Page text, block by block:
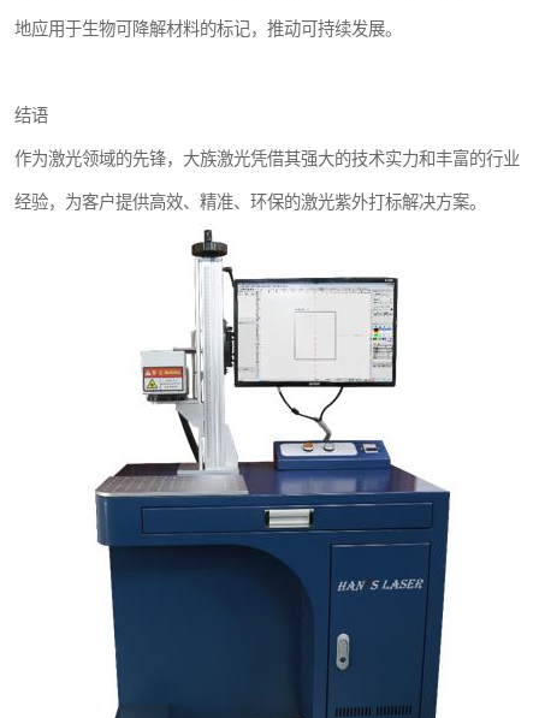
地应用于生物可降解材料的标记，推动可持续发展。
结语
作为激光领域的先锋，大族激光凭借其强大的技术实力和丰富的行业
经验，为客户提供高效、精准、环保的激光紫外打标解决方案。